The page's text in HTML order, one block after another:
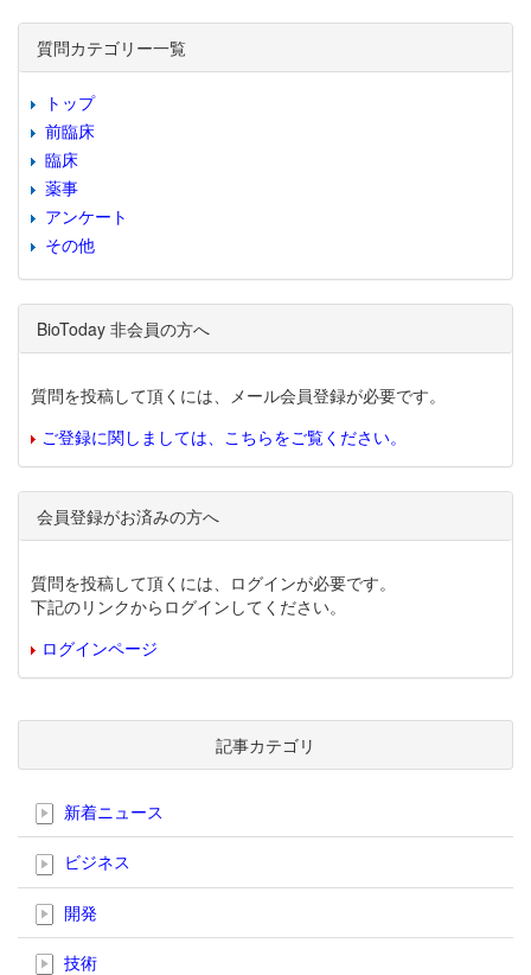
質問カテゴリー一覧
トップ
前臨床
臨床
薬事
アンケート
その他
BioToday 非会員の方へ
質問を投稿して頂くには、メール会員登録が必要です。
ご登録に関しましては、こちらをご覧ください。
会員登録がお済みの方へ
質問を投稿して頂くには、ログインが必要です。
下記のリンクからログインしてください。
ログインページ
記事カテゴリ
新着ニュース
ビジネス
開発
技術